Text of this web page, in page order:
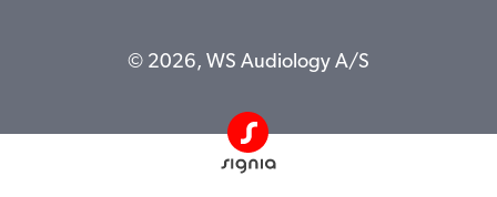
© 2026, WS Audiology A/S